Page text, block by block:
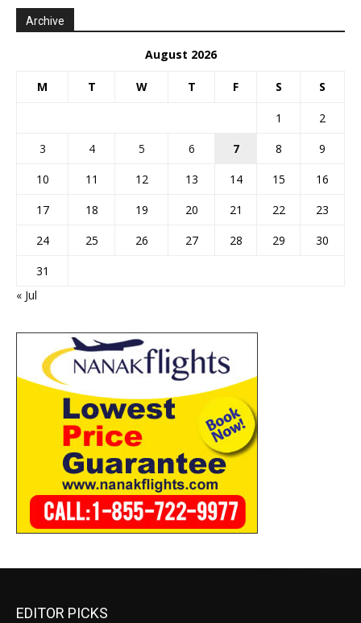
Archive
August 2026
M T W T F S S
1
2
3
4 5 6 7 8
9
10
11 12 13 14 15
16
17
18 19 20 21 22
23
24
25 26 27 28 29
30
31
« Jul
EDITOR PICKS